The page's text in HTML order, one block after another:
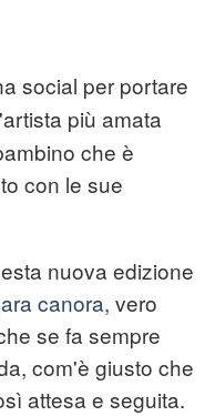
social per portare
più amata
che è
con le sue
nuova edizione
canora, vero
se fa sempre
com'è giusto che
attesa e seguita.